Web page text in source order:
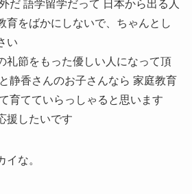
だ 語学留学だって 日本から出る人
育をばかにしないで、ちゃんとし
い
礼節をもった優しい人になって頂
静香さんのお子さんなら 家庭教育
育てていらっしゃると思います
援したいです
な。